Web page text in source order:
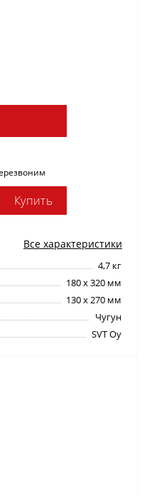
Все характеристики
4,7 кг
180 х 320 мм
130 х 270 мм
Чугун
SVT Oy
Купить